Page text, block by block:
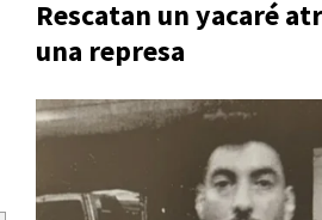
Rescatan un yacaré
una represa